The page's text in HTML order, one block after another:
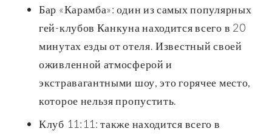
Бар «Карамба»: один из самых популярных
гей-клубов Канкуна находится всего в 20
минутах езды от отеля. Известный своей
оживленной атмосферой и
экстравагантными шоу, это горячее место,
которое нельзя пропустить.
Клуб 11:11: также находится всего в